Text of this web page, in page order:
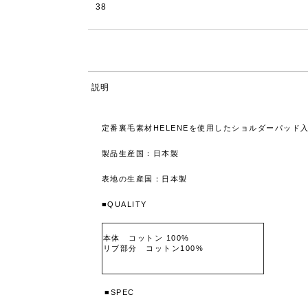
38
説明
定番裏毛素材HELENEを使用したショルダーパッド
製品生産国：日本製
表地の生産国：日本製
■QUALITY
本体 コットン 100%
リブ部分 コットン100%
■SPEC